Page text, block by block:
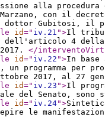
alla
con il
Gubitosi, il
id=" iv.21 ">Il
4 della
</
id=" iv.22 ">In
un programma
2017, al 27
id=" iv.23 ">Il
del Senato,
id=" iv.24">
le